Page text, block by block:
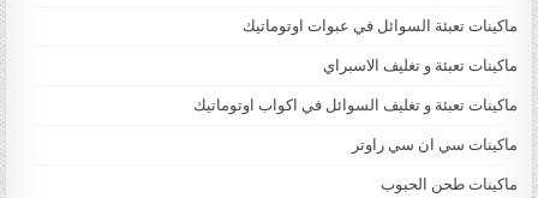
ماكينات تعبئة السوائل في عبوات اوتوماتيك
ماكينات تعبئة و تغليف الاسبراي
ماكينات تعبئة و تغليف السوائل في اكواب اوتوماتيك
ماكينات سي ان سي راوتر
ماكينات طحن الحبوب